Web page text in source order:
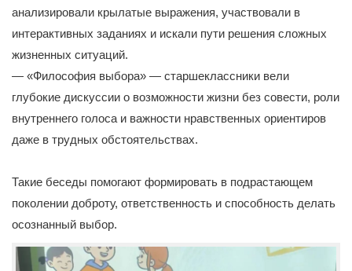
анализировали крылатые выражения, участвовали в
интерактивных заданиях и искали пути решения сложных
жизненных ситуаций.
— «Философия выбора» — старшеклассники вели
глубокие дискуссии о возможности жизни без совести, роли
внутреннего голоса и важности нравственных ориентиров
даже в трудных обстоятельствах.
Такие беседы помогают формировать в подрастающем
поколении доброту, ответственность и способность делать
осознанный выбор.